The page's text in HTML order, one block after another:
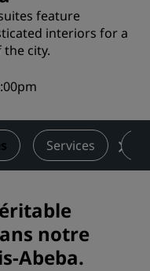
feature
interiors for a
city.
Services
notre
Abeba.